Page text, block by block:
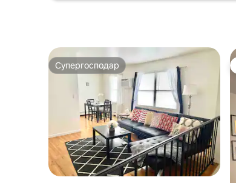
Супергосподар
Супергосподар